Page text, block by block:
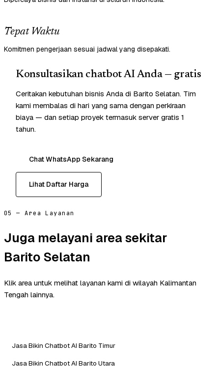
Tepat Waktu
Komitmen pengerjaan sesuai jadwal yang disepakati.
Konsultasikan chatbot AI Anda — gratis
Ceritakan kebutuhan bisnis Anda di Barito Selatan. Tim
kami membalas di hari yang sama dengan perkiraan
biaya — dan setiap proyek termasuk server gratis 1
tahun.
Chat WhatsApp Sekarang
Lihat Daftar Harga
05 — Area Layanan
Juga melayani area sekitar
Barito Selatan
Klik area untuk melihat layanan kami di wilayah Kalimantan
Tengah lainnya.
Jasa Bikin Chatbot AI Barito Timur
Jasa Bikin Chatbot AI Barito Utara